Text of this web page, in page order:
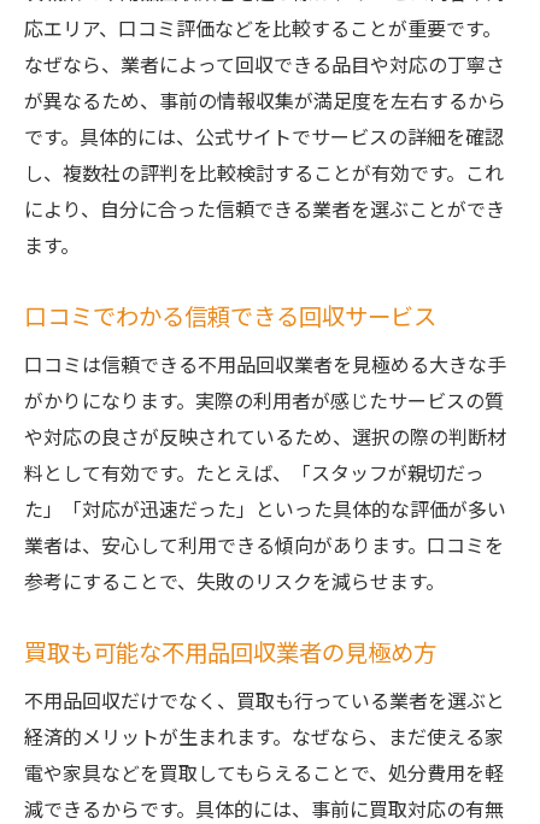
応エリア、口コミ評価などを比較することが重要です。
なぜなら、業者によって回収できる品目や対応の丁寧さ
が異なるため、事前の情報収集が満足度を左右するから
です。具体的には、公式サイトでサービスの詳細を確認
し、複数社の評判を比較検討することが有効です。これ
により、自分に合った信頼できる業者を選ぶことができ
ます。
口コミでわかる信頼できる回収サービス
口コミは信頼できる不用品回収業者を見極める大きな手
がかりになります。実際の利用者が感じたサービスの質
や対応の良さが反映されているため、選択の際の判断材
料として有効です。たとえば、「スタッフが親切だっ
た」「対応が迅速だった」といった具体的な評価が多い
業者は、安心して利用できる傾向があります。口コミを
参考にすることで、失敗のリスクを減らせます。
買取も可能な不用品回収業者の見極め方
不用品回収だけでなく、買取も行っている業者を選ぶと
経済的メリットが生まれます。なぜなら、まだ使える家
電や家具などを買取してもらえることで、処分費用を軽
減できるからです。具体的には、事前に買取対応の有無